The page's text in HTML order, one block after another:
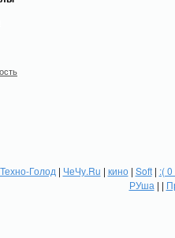
Техно-Голод | ЧеЧу.Ru | кино| Soft| :(
РУша | |